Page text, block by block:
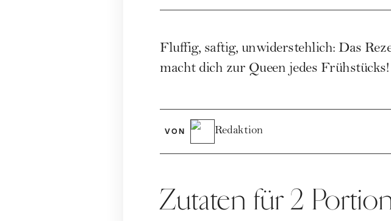
Fluffig, saftig, unwiderstehlich: Das
macht dich zur Queen jedes Frühstücks!
VON Redaktion
Zutaten für 2